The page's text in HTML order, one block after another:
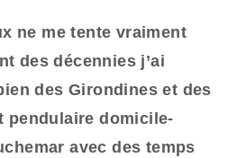
ne me tente vraiment
des décennies j’ai
des Girondines et des
pendulaire domicile-
avec des temps